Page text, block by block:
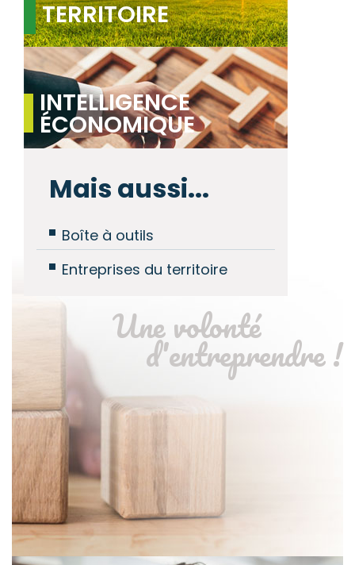
TERRITOIRE
INTELLIGENCE
ÉCONOMIQUE
Mais aussi...
Boîte à outils
Entreprises du territoire
Une volonté
d'entreprendre !